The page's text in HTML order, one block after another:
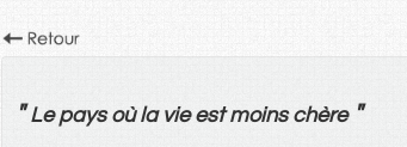
" Le pays où la vie est moins chère "